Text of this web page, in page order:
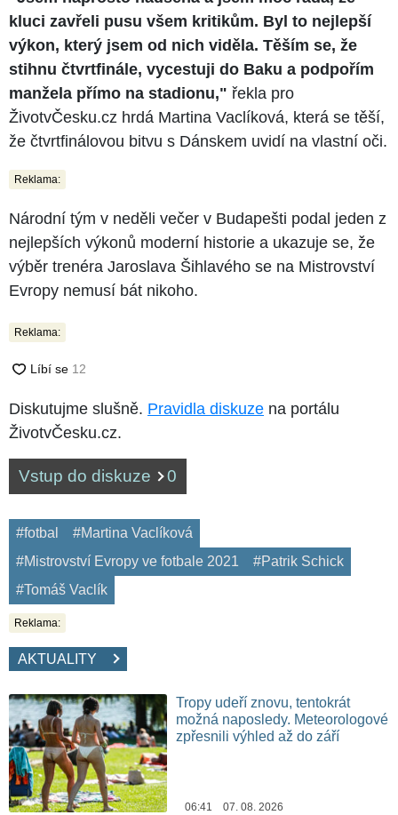
kluci zavřeli pusu všem kritikům. Byl to nejlepší
výkon, který jsem od nich viděla. Těším se, že
stihnu čtvrtfinále, vycestuji do Baku a podpořím
manžela přímo na stadionu," řekla pro
ŽivotvČesku.cz hrdá Martina Vaclíková, která se těší,
že čtvrtfinálovou bitvu s Dánskem uvidí na vlastní oči.
Reklama:
Národní tým v neděli večer v Budapešti podal jeden z
nejlepších výkonů moderní historie a ukazuje se, že
výběr trenéra Jaroslava Šihlavého se na Mistrovství
Evropy nemusí bát nikoho.
Reklama:
Diskutujme slušně. Pravidla diskuze na portálu
ŽivotvČesku.cz.
Vstup do diskuze 0
#fotbal
#Martina Vaclíková
#Mistrovství Evropy ve fotbale 2021
#Patrik Schick
#Tomáš Vaclík
Reklama:
AKTUALITY
Tropy udeří znovu, tentokrát
možná naposledy. Meteorologové
zpřesnili výhled až do září
06:41 07. 08. 2026